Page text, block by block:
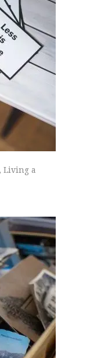
Living a